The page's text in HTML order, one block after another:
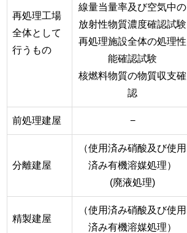
再処理工場
全体として
行うもの
線量当量率及び空気中の
放射性物質濃度確認試験
再処理施設全体の処理性
能確認試験
核燃料物質の物質収支確
認
前処理建屋 −
分離建屋
（使用済み硝酸及び使用
済み有機溶媒処理）
(廃液処理)
精製建屋
（使用済み硝酸及び使用
済み有機溶媒処理）